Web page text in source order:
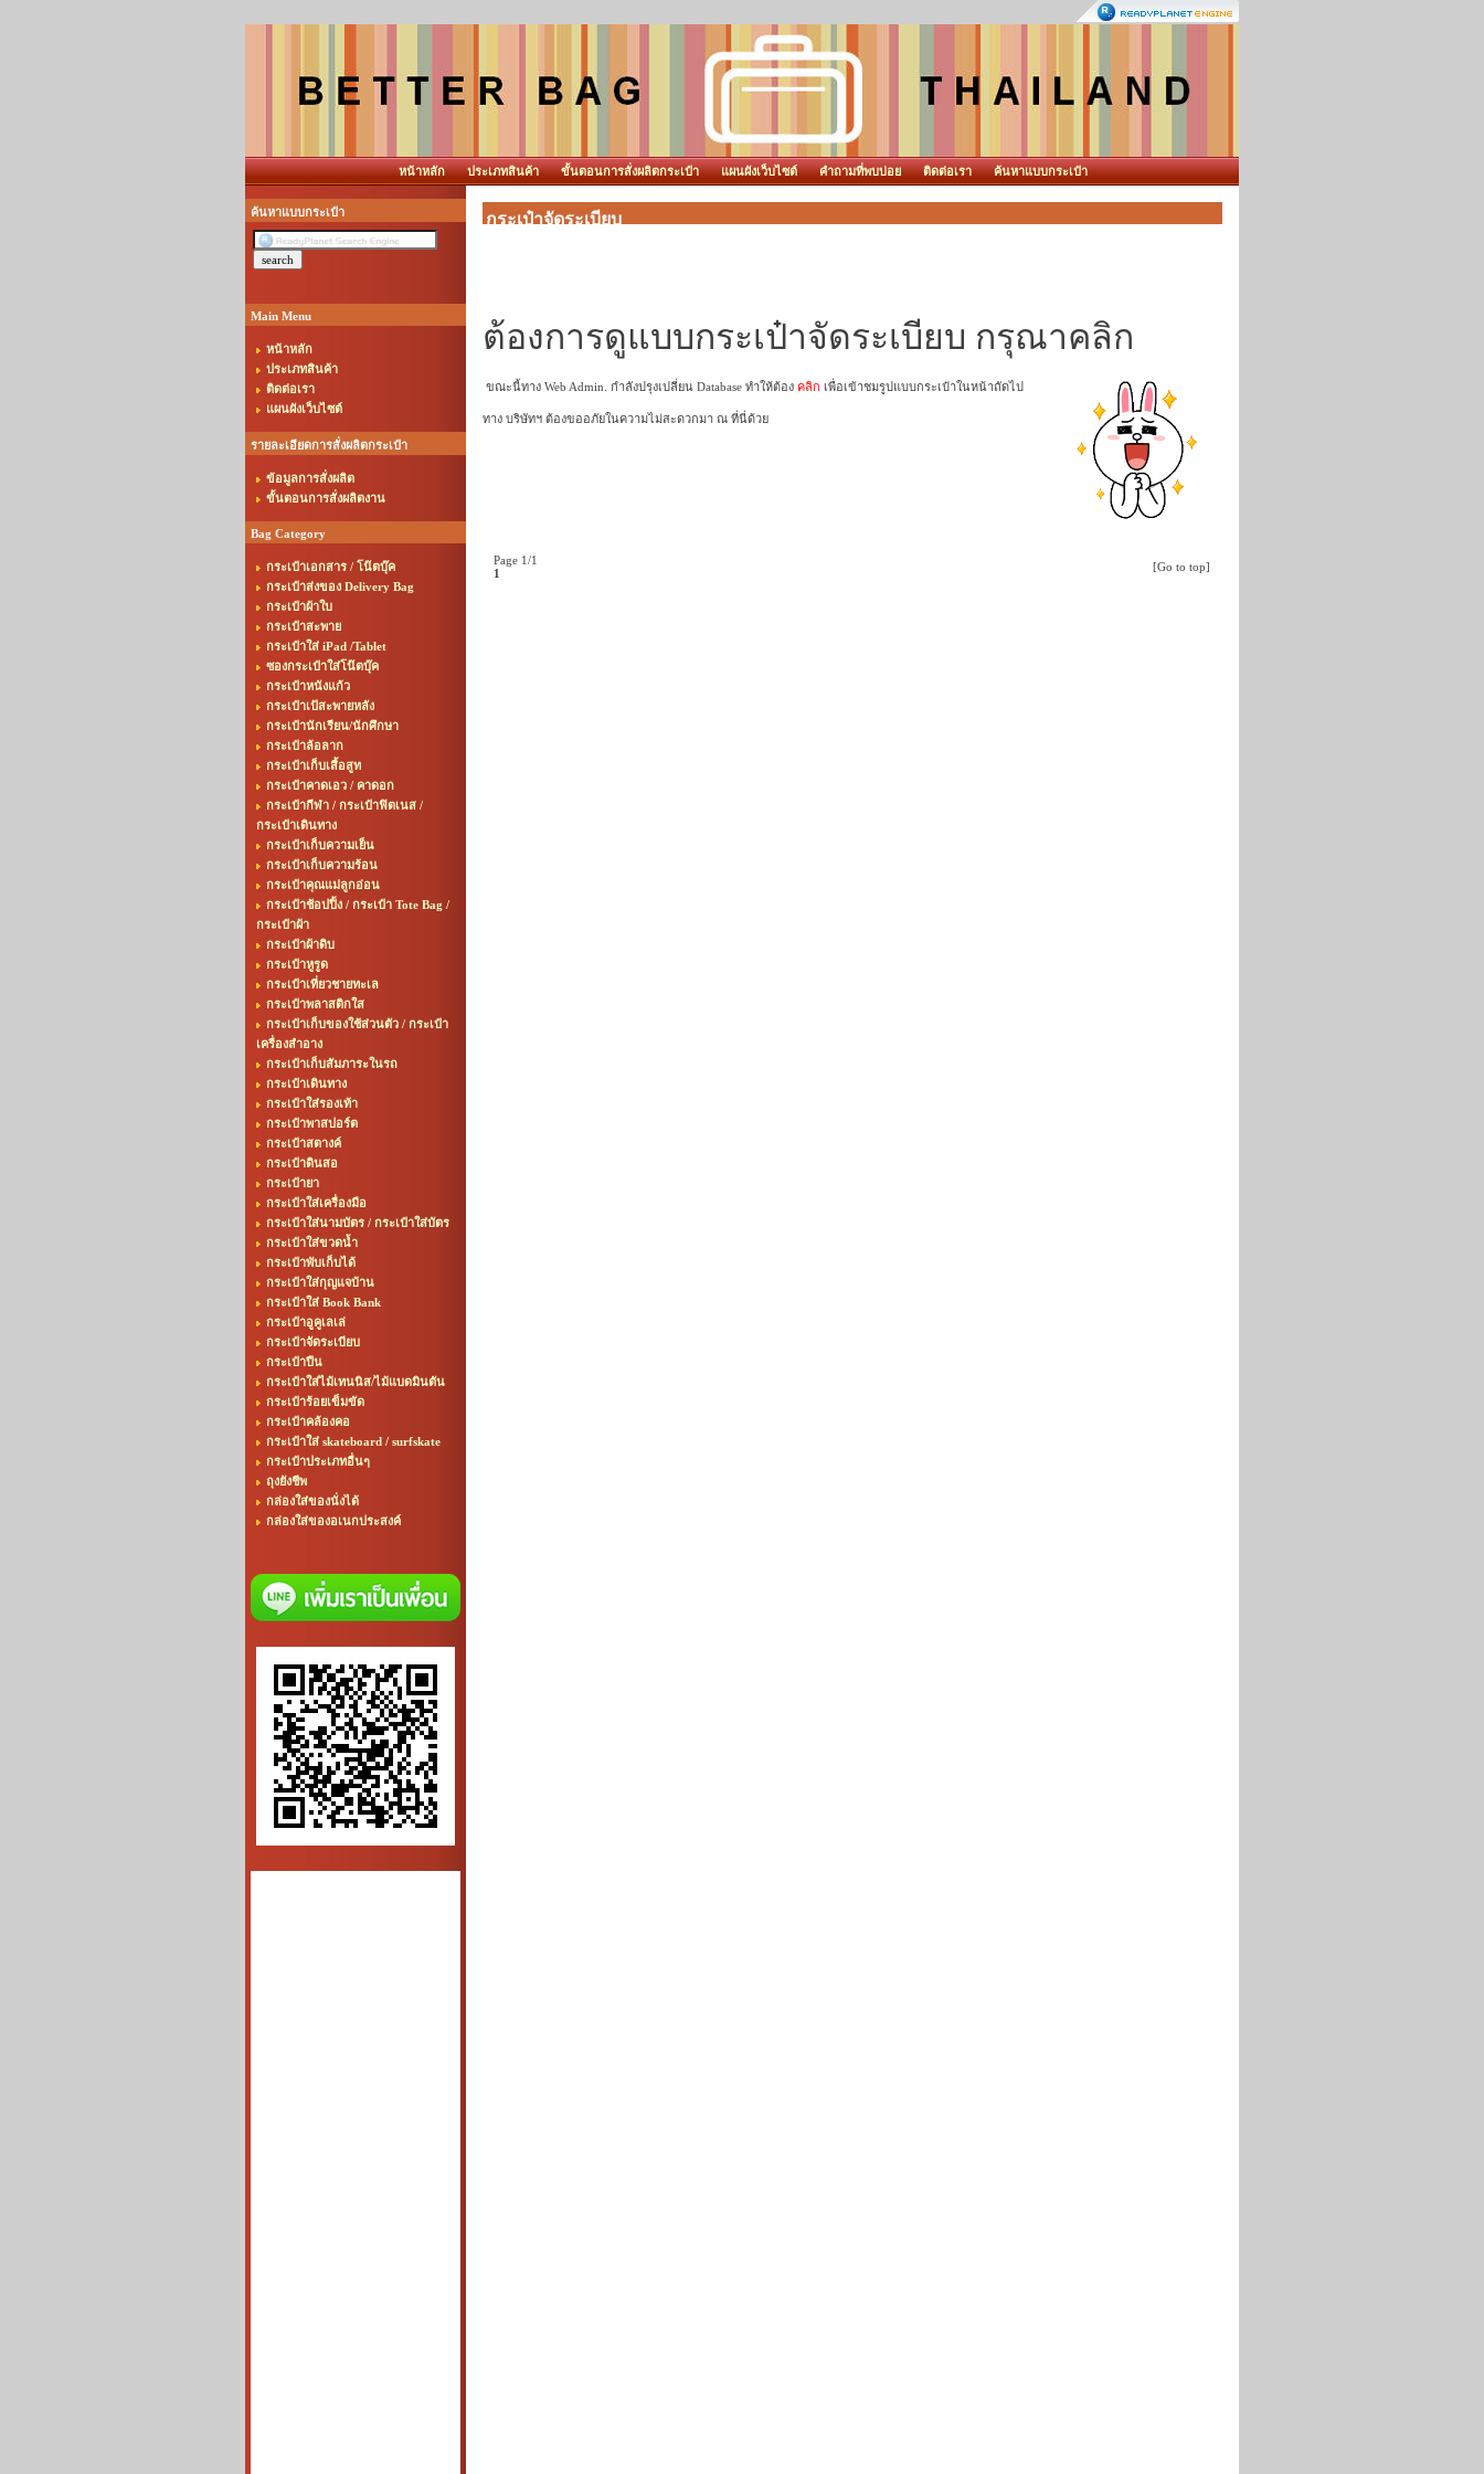
หน้าหลัก ประเภทสินค้า ขั้นตอนการสั่งผลิตกระเป๋า แผนผังเว็บไซต์ คำถามที่พบบ่อย ติดต่อเรา ค้นหาแบบกระเป๋า
ค้นหาแบบกระเป๋า
Main Menu
หน้าหลัก
ประเภทสินค้า
ติดต่อเรา
แผนผังเว็บไซต์
รายละเอียดการสั่งผลิตกระเป๋า
ข้อมูลการสั่งผลิต
ขั้นตอนการสั่งผลิตงาน
Bag Category
กระเป๋าเอกสาร / โน๊ตบุ๊ค
กระเป๋าส่งของ Delivery Bag
กระเป๋าผ้าใบ
กระเป๋าสะพาย
กระเป๋าใส่ iPad /Tablet
ซองกระเป๋าใส่โน๊ตบุ๊ค
กระเป๋าหนังแก้ว
กระเป๋าเป้สะพายหลัง
กระเป๋านักเรียน/นักศึกษา
กระเป๋าล้อลาก
กระเป๋าเก็บเสื้อสูท
กระเป๋าคาดเอว / คาดอก
กระเป๋ากีฬา / กระเป๋าฟิตเนส /
กระเป๋าเดินทาง
กระเป๋าเก็บความเย็น
กระเป๋าเก็บความร้อน
กระเป๋าคุณแม่ลูกอ่อน
กระเป๋าช้อปปิ้ง / กระเป๋า Tote Bag /
กระเป๋าผ้า
กระเป๋าผ้าดิบ
กระเป๋าหูรูด
กระเป๋าเที่ยวชายทะเล
กระเป๋าพลาสติกใส
กระเป๋าเก็บของใช้ส่วนตัว / กระเป๋า
เครื่องสำอาง
กระเป๋าเก็บสัมภาระในรถ
กระเป๋าเดินทาง
กระเป๋าใส่รองเท้า
กระเป๋าพาสปอร์ต
กระเป๋าสตางค์
กระเป๋าดินสอ
กระเป๋ายา
กระเป๋าใส่เครื่องมือ
กระเป๋าใส่นามบัตร / กระเป๋าใส่บัตร
กระเป๋าใส่ขวดน้ำ
กระเป๋าพับเก็บได้
กระเป๋าใส่กุญแจบ้าน
กระเป๋าใส่ Book Bank
กระเป๋าอูคูเลเล่
กระเป๋าจัดระเบียบ
กระเป๋าปืน
กระเป๋าใส่ไม้เทนนิส/ไม้แบดมินตัน
กระเป๋าร้อยเข็มขัด
กระเป๋าคล้องคอ
กระเป๋าใส่ skateboard / surfskate
กระเป๋าประเภทอื่นๆ
ถุงยังชีพ
กล่องใส่ของนั่งได้
กล่องใส่ของอเนกประสงค์
กระเป๋าจัดระเบียบ
ต้องการดูแบบกระเป๋าจัดระเบียบ กรุณาคลิก
ขณะนี้ทาง Web Admin. กำลังปรุงเปลี่ยน Database ทำให้ต้อง คลิก เพื่อเข้าชมรูปแบบกระเป๋าในหน้าถัดไป
ทาง บริษัทฯ ต้องขออภัยในความไม่สะดวกมา ณ ที่นี่ด้วย
Page 1/1
1
[Go to top]